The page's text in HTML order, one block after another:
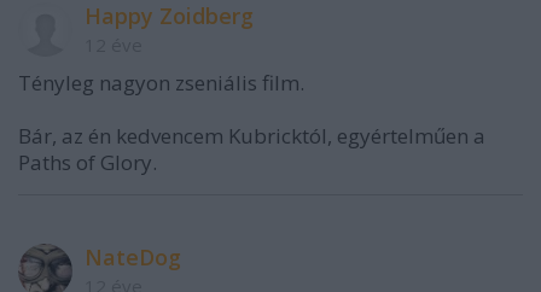
Happy Zoidberg
Tényleg nagyon zseniális film.
Bár, az én kedvencem Kubricktól, egyértelműen a
Paths of Glory.
NateDog